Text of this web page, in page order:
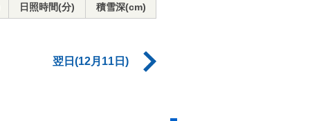
日照時間(分) 積雪深(cm)
翌日(12月11日)